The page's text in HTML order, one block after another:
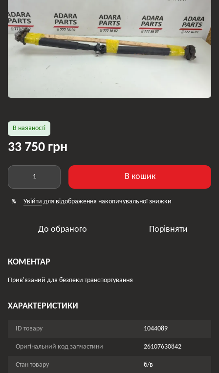
В наявності
33 750 грн
В кошик
% Увійти для відображення накопичувальної знижки
До обраного Порівняти
КОМЕНТАР
Прив'язаний для безпеки транспортування
ХАРАКТЕРИСТИКИ
ID товару 1044089
Оригінальний код запчастини 26107630842
Стан товару б/в